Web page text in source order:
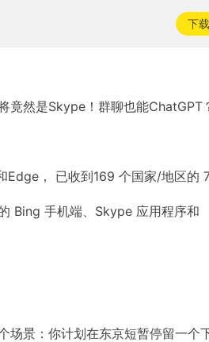
下载
竟然是Skype！群聊也能ChatGPT
Edge， 已收到169 个国家/地区的
Bing 手机端、Skype 应用程序和
场景：你计划在东京短暂停留一个